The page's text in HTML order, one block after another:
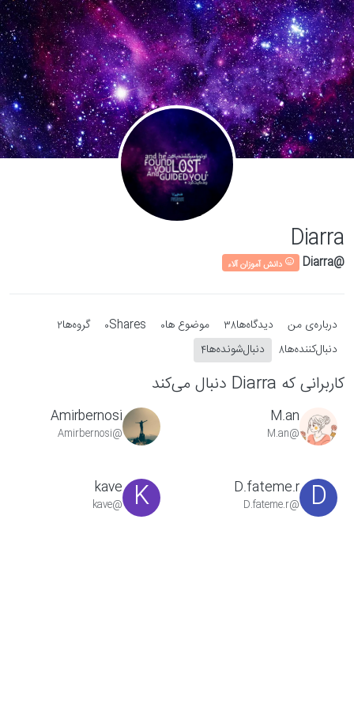
Skip to content
Diarra
@Diarra دانش آموزان آلاء
درباره‌‌ی من دیدگاه‌ها38 موضوع ها0
Shares
0 گروه‌ها2
دنبال‌کننده‌ها8 دنبال‌شونده‌ها4
کاربرانی که Diarra دنبال می‌کند
M.an
@M.an
Amirbernosi
@Amirbernosi
D
D.fateme.r
@D.fateme.r
K
kave
@kave